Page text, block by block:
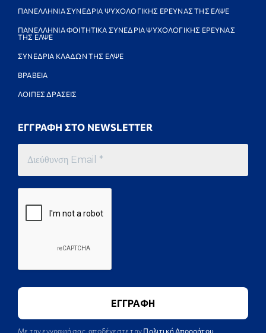
ΠΑΝΕΛΛΗΝΙΑ ΣΥΝΕΔΡΙΑ ΨΥΧΟΛΟΓΙΚΗΣ ΕΡΕΥΝΑΣ ΤΗΣ ΕΛΨΕ
ΠΑΝΕΛΛΗΝΙΑ ΦΟΙΤΗΤΙΚΑ ΣΥΝΕΔΡΙΑ ΨΥΧΟΛΟΓΙΚΗΣ ΕΡΕΥΝΑΣ
ΤΗΣ ΕΛΨΕ
ΣΥΝΕΔΡΙΑ ΚΛΑΔΩΝ ΤΗΣ ΕΛΨΕ
ΒΡΑΒΕΙΑ
ΛΟΙΠΕΣ ΔΡΑΣΕΙΣ
ΕΓΓΡΑΦΗ ΣΤΟ NEWSLETTER
Με την εγγραφή σας, αποδέχεστε την Πολιτική Απορρήτου